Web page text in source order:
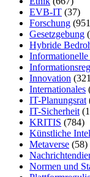
EVB-IT (37)
Forschung
Gesetzgebung
Hybride
Informationelle
Innovation
Internationales
IT-Planungsrat
IT-Sicherheit
KRITIS (784)
Künstliche
Metaverse (58)
Normen und